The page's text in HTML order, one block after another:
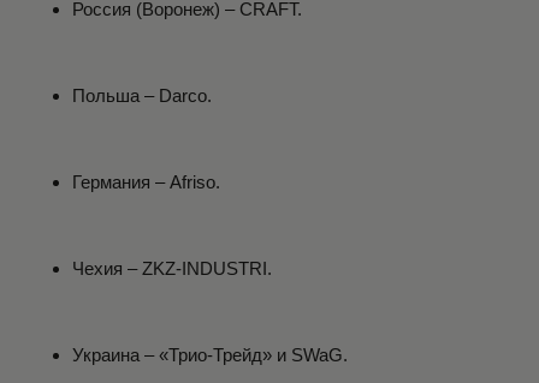
Россия (Воронеж) – CRAFT.
Польша – Darco.
Германия – Afriso.
Чехия – ZKZ-INDUSTRI.
Украина – «Трио-Трейд» и SWaG.